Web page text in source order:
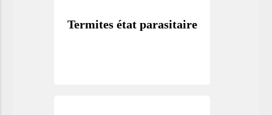
Termites état parasitaire